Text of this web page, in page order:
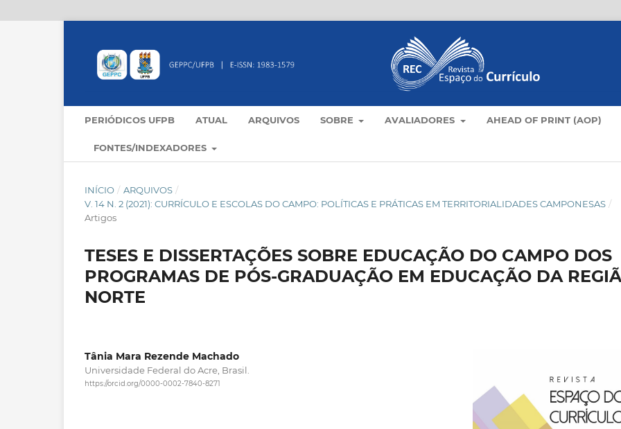
PERIÓDICOS UFPB ATUAL ARQUIVOS SOBRE AVALIADORES AHEAD OF PRINT (AOP)
FONTES/INDEXADORES
INÍCIO / ARQUIVOS /
V. 14 N. 2 (2021): CURRÍCULO E ESCOLAS DO CAMPO: POLÍTICAS E PRÁTICAS EM TERRITORIALIDADES CAMPONESAS /
Artigos
TESES E DISSERTAÇÕES SOBRE EDUCAÇÃO DO CAMPO DOS
PROGRAMAS DE PÓS-GRADUAÇÃO EM EDUCAÇÃO DA
NORTE
Tânia Mara Rezende Machado
Universidade Federal do Acre, Brasil.
https://orcid.org/0000-0002-7840-8271